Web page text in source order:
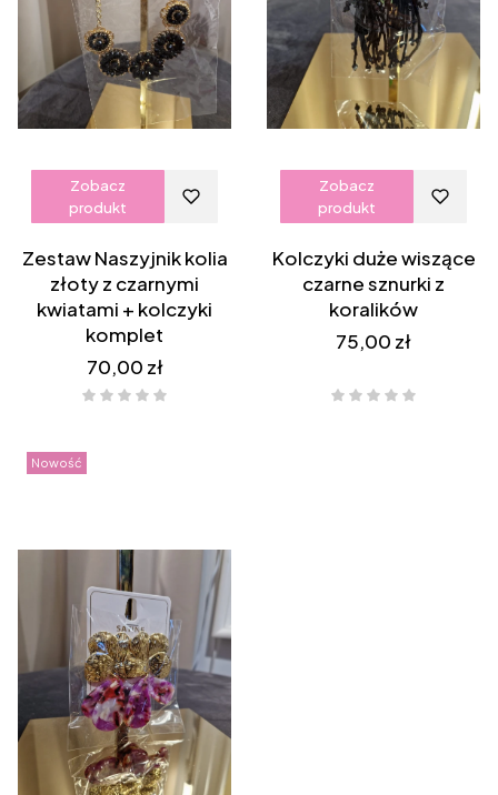
Zobacz
produkt
Zestaw Naszyjnik kolia
złoty z czarnymi
kwiatami + kolczyki
komplet
Cena
70,00 zł
Zobacz
produkt
Kolczyki duże wiszące
czarne sznurki z
koralików
Cena
75,00 zł
Nowość